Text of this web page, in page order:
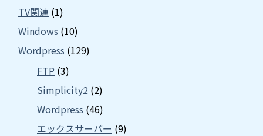
TV関連 (1)
Windows (10)
Wordpress (129)
FTP (3)
Simplicity2 (2)
Wordpress (46)
エックスサーバー (9)